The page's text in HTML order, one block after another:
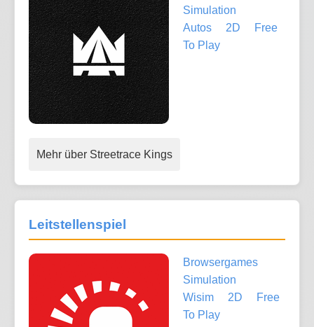
Simulation
Autos
2D
Free
To Play
Mehr über Streetrace Kings
Leitstellenspiel
Browsergames
Simulation
Wisim
2D
Free
To Play